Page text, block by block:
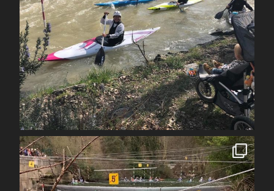
Avr 1
spcoccanoekayakduloup